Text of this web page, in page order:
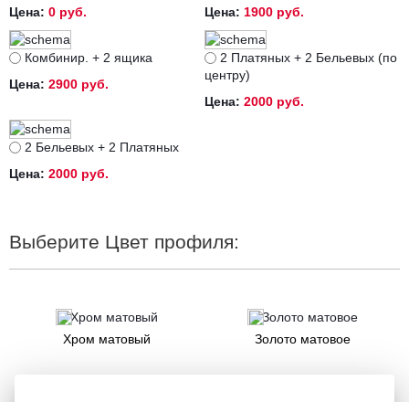
Цена: 0 руб.
Цена: 1900 руб.
Комбинир. + 2 ящика
Цена: 2900 руб.
2 Платяных + 2 Бельевых (по
центру)
Цена: 2000 руб.
2 Бельевых + 2 Платяных
Цена: 2000 руб.
Выберите Цвет профиля:
Хром матовый Золото матовое